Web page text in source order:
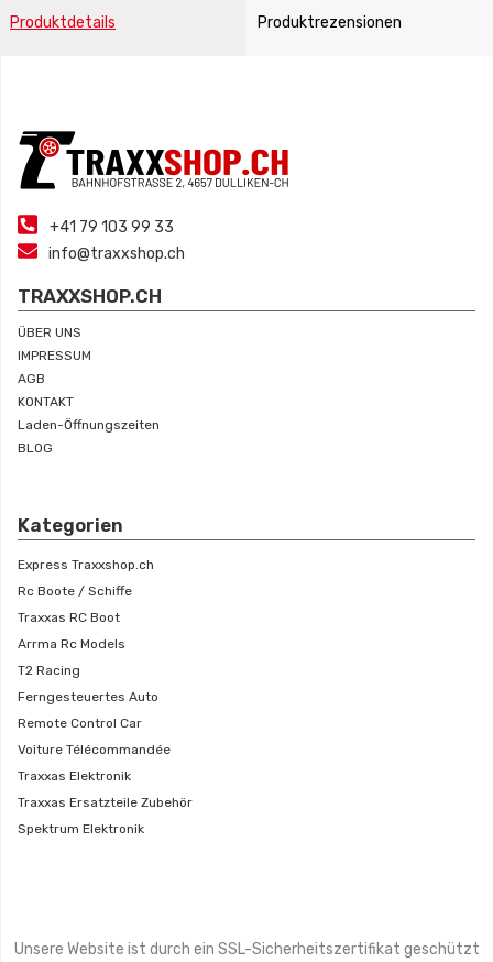
Traxxas
Spektrum
Elektronik
Produktdetails Produktrezensionen
+41 79 103 99 33
info@traxxshop.ch
TRAXXSHOP.CH
ÜBER UNS
IMPRESSUM
AGB
KONTAKT
Laden-Öffnungszeiten
BLOG
Kategorien
Express Traxxshop.ch
Rc Boote / Schiffe
Traxxas RC Boot
Arrma Rc Models
T2 Racing
Ferngesteuertes Auto
Remote Control Car
Voiture Télécommandée
Traxxas Elektronik
Traxxas Ersatzteile Zubehör
Spektrum Elektronik
Unsere Website ist durch ein SSL-Sicherheitszertifikat geschützt